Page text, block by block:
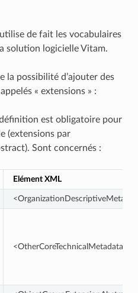
de fait les vocabulaires
solution logicielle Vitam.
la possibilité d’ajouter des
« extensions » :
est obligatoire pour
(extensions par
Sont concernés :
Elément XML